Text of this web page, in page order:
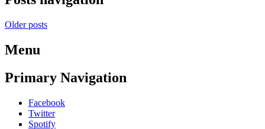
Older posts
Menu
Primary Navigation
Facebook
Twitter
Spotify